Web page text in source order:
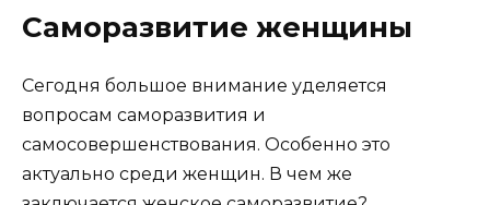
Саморазвитие женщины
Сегодня большое внимание уделяется
вопросам саморазвития и
самосовершенствования. Особенно это
актуально среди женщин. В чем же